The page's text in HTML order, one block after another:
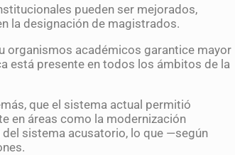
pueden ser mejorados,
la designación de magistrados.
organismos académicos garantice mayor
está presente en todos los ámbitos de la
que el sistema actual permitió
en áreas como la modernización
sistema acusatorio, lo que —según